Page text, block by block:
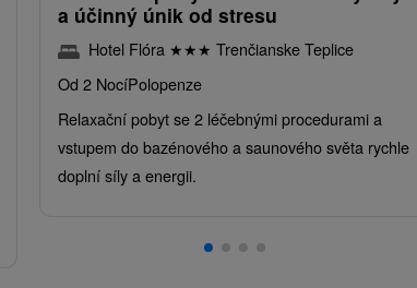
a účinný únik od stresu
Hotel Flóra ★★★ Trenčianske Teplice
Od 2 NocíPolopenze
Relaxační pobyt se 2 léčebnými procedurami a
vstupem do bazénového a saunového světa rychle
doplní síly a energii.